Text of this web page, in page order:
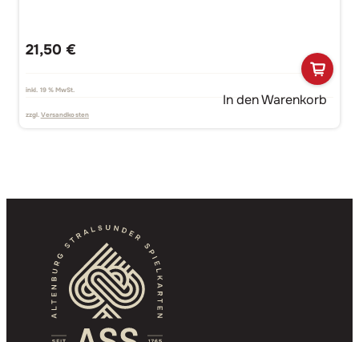
21,50 €
inkl. 19 % MwSt.
zzgl. Versandkosten
In den Warenkorb